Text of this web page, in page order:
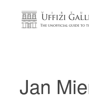
Home
Jan